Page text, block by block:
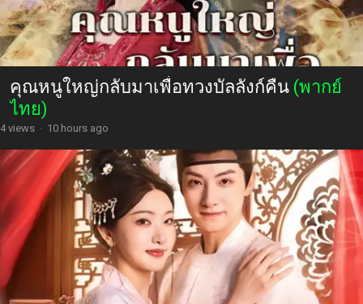
คุณหนูใหญ่กลับมาเพื่อทวงบัลลังก์คืน (พากย์
ไทย)
4 views · 10 hours ago